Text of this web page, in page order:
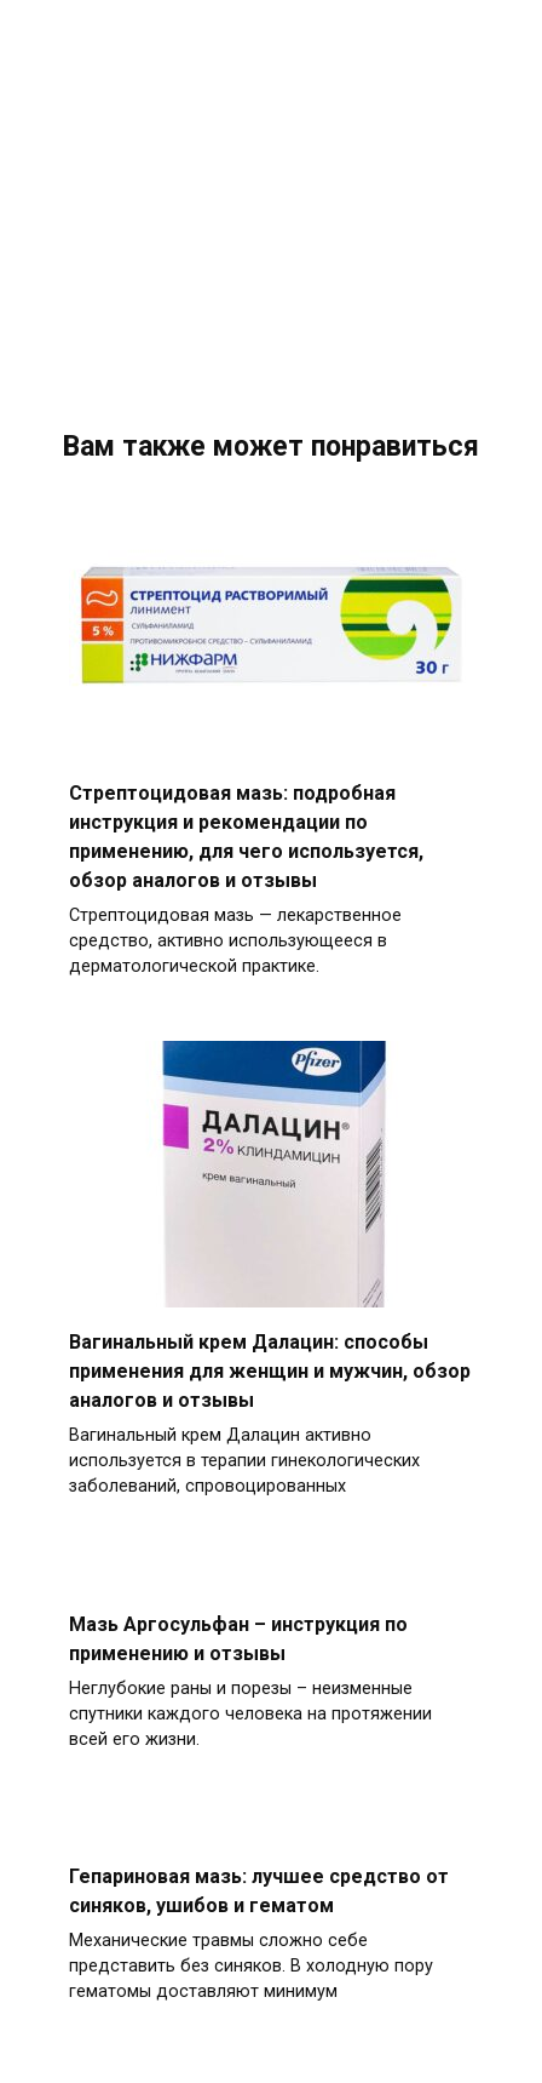
Вам также может понравиться
Стрептоцидовая мазь: подробная
инструкция и рекомендации по
применению, для чего используется,
обзор аналогов и отзывы
Стрептоцидовая мазь — лекарственное
средство, активно использующееся в
дерматологической практике.
Вагинальный крем Далацин: способы
применения для женщин и мужчин, обзор
аналогов и отзывы
Вагинальный крем Далацин активно
используется в терапии гинекологических
заболеваний, спровоцированных
Мазь Аргосульфан – инструкция по
применению и отзывы
Неглубокие раны и порезы – неизменные
спутники каждого человека на протяжении
всей его жизни.
Гепариновая мазь: лучшее средство от
синяков, ушибов и гематом
Механические травмы сложно себе
представить без синяков. В холодную пору
гематомы доставляют минимум